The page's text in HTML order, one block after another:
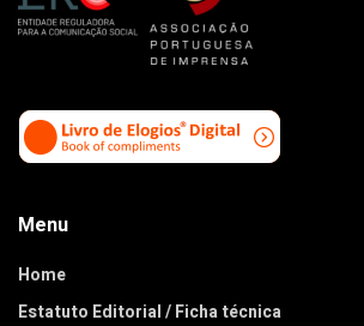
Menu
Home
Estatuto Editorial / Ficha técnica